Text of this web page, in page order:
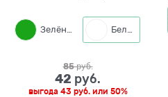
Зелёный Белый
85 руб.
42 руб.
выгода 43 руб.или 50%